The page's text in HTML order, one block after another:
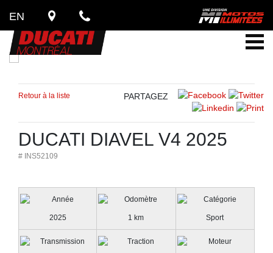
EN
Retour à la liste PARTAGEZ
DUCATI DIAVEL V4 2025
# INS52109
2025 1 km Sport